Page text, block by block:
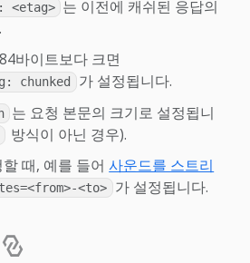
<etag> 는 이전에 캐쉬된 응답의
바이트보다 크면
chunked 가 설정됩니다.
는 요청 본문의 크기로 설정됩니
방식이 아닌 경우).
때, 예를 들어사운드를 스트리
<to> 가 설정됩니다.